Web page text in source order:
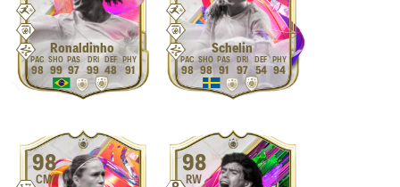
Ronaldinho
98 99 97 99 48 91
Schelin
98 98 91 97 54 94
98
CM
98
RW